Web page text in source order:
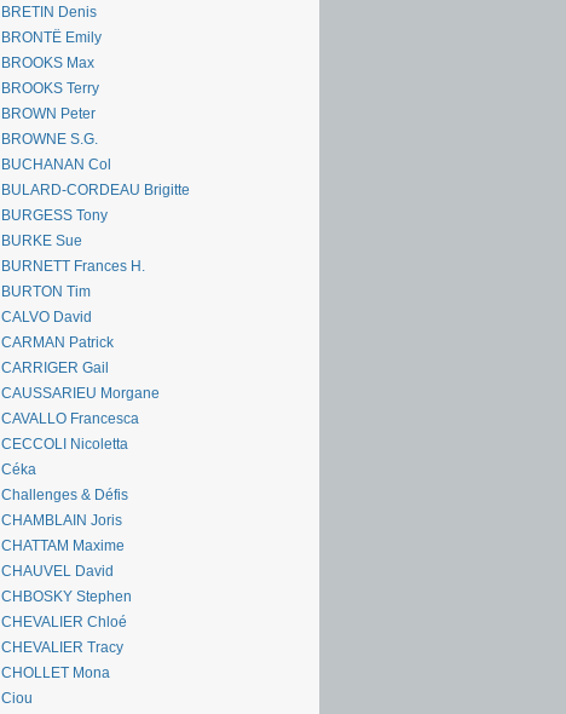
BRETIN Denis
BRONTË Emily
BROOKS Max
BROOKS Terry
BROWN Peter
BROWNE S.G.
BUCHANAN Col
BULARD-CORDEAU Brigitte
BURGESS Tony
BURKE Sue
BURNETT Frances H.
BURTON Tim
CALVO David
CARMAN Patrick
CARRIGER Gail
CAUSSARIEU Morgane
CAVALLO Francesca
CECCOLI Nicoletta
Céka
Challenges & Défis
CHAMBLAIN Joris
CHATTAM Maxime
CHAUVEL David
CHBOSKY Stephen
CHEVALIER Chloé
CHEVALIER Tracy
CHOLLET Mona
Ciou